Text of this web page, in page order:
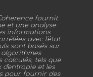
fournit
et une analyse
informations
avec l'état
sont basés sur
algorithmes
calculés, tels que
d'entropie et les
pour fournir des